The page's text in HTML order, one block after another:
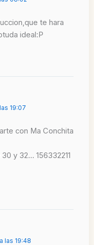
te hara
ideal:P
19:07
con Ma Conchita
y 32… 156332211
las 19:48